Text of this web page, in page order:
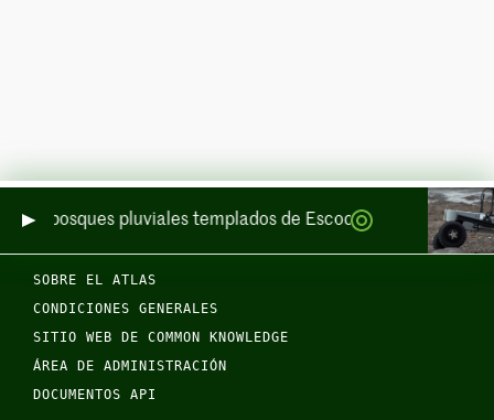
los bosques pluviales templados de Escocia por mar y por
SOBRE EL ATLAS
CONDICIONES GENERALES
SITIO WEB DE COMMON KNOWLEDGE
ÁREA DE ADMINISTRACIÓN
DOCUMENTOS API